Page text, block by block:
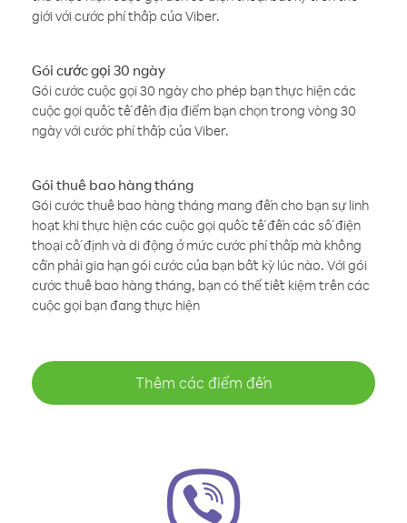
giới với cước phí thấp của Viber.
Gói cước gọi 30 ngày
Gói cước cuộc gọi 30 ngày cho phép bạn thực hiện các
cuộc gọi quốc tế đến địa điểm bạn chọn trong vòng 30
ngày với cước phí thấp của Viber.
Gói thuê bao hàng tháng
Gói cước thuê bao hàng tháng mang đến cho bạn sự linh
hoạt khi thực hiện các cuộc gọi quốc tế đến các số điện
thoại cố định và di động ở mức cước phí thấp mà không
cần phải gia hạn gói cước của bạn bất kỳ lúc nào. Với gói
cước thuê bao hàng tháng, bạn có thể tiết kiệm trên các
cuộc gọi bạn đang thực hiện
Thêm các điểm đến